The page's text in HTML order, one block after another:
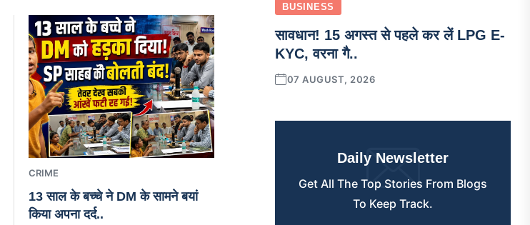
CRIME
13 साल के बच्चे ने DM के सामने बयां
किया अपना दर्द..
BUSINESS
सावधान! 15 अगस्त से पहले कर लें LPG E-
KYC, वरना गै..
07 AUGUST, 2026
Daily Newsletter
Get All The Top Stories From Blogs
To Keep Track.